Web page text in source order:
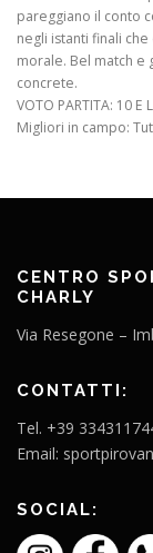
pareggiano il conto
negli istanti finali
morale. Bel match
concrete.
VOTO PARTITA: 10 E
Migliori in campo:
CENTRO
CHARLY
Via Resegone –
CONTATTI:
Tel. +39
Email:
SOCIAL: